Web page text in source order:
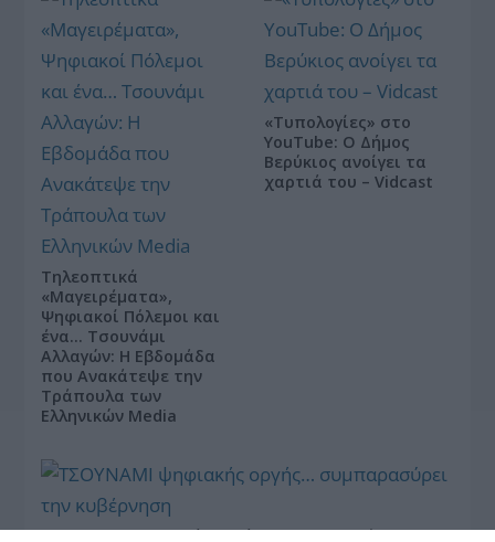
Τηλεοπτικά
«Μαγειρέματα»,
Ψηφιακοί Πόλεμοι και
ένα… Τσουνάμι
Αλλαγών: Η Εβδομάδα
που Ανακάτεψε την
Τράπουλα των
Ελληνικών Media
«Τυπολογίες» στο
YouTube: Ο Δήμος
Βερύκιος ανοίγει τα
χαρτιά του – Vidcast
ΤΣΟΥΝΑΜΙ ψηφιακής οργής… συμπαρασύρει την